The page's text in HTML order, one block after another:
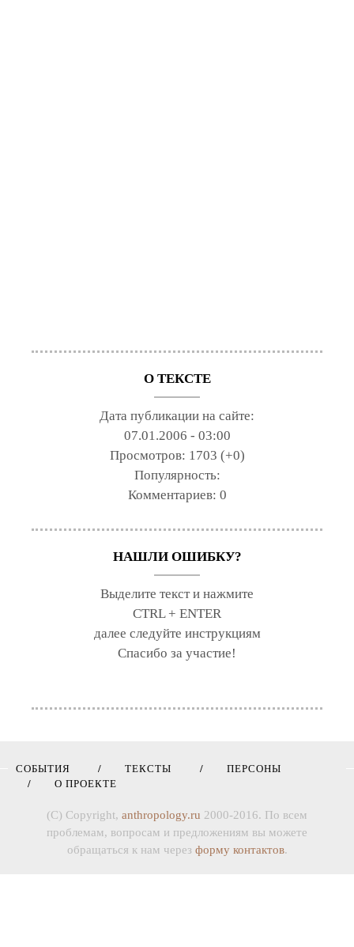
О ТЕКСТЕ
Дата публикации на сайте:
07.01.2006 - 03:00
Просмотров: 1703 (+0)
Популярность:
Комментариев: 0
НАШЛИ ОШИБКУ?
Выделите текст и нажмите
CTRL + ENTER
далее следуйте инструкциям
Спасибо за участие!
СОБЫТИЯ ТЕКСТЫ
ПЕРСОНЫ
О ПРОЕКТЕ
(C) Copyright, anthropology.ru 2000-2016. По всем
проблемам, вопросам и предложениям вы можете
обращаться к нам через форму контактов.